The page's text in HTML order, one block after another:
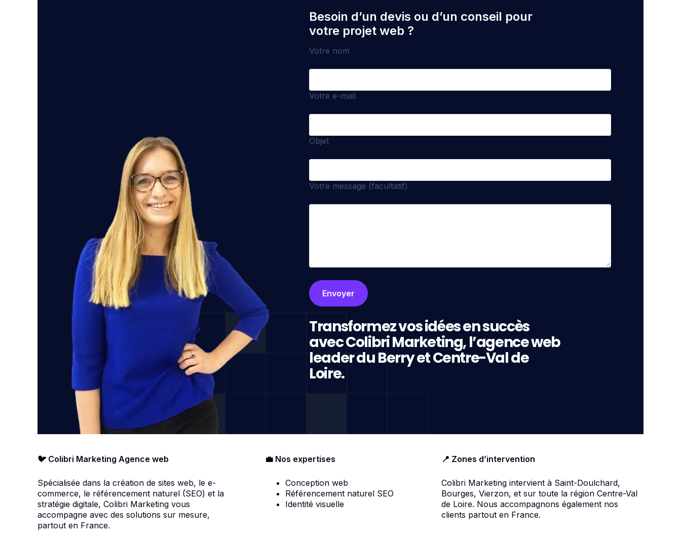
Besoin d’un devis ou d’un conseil pour
votre projet web ?
Votre nom
Votre e-mail
Objet
Votre message (facultatif)
Transformez vos idées en succès
avec Colibri Marketing, l’agence web
leader du Berry et Centre-Val de
Loire.
🐦 Colibri Marketing Agence web
Spécialisée dans la création de sites web, le e-
commerce, le référencement naturel (SEO) et la
stratégie digitale, Colibri Marketing vous
accompagne avec des solutions sur mesure,
partout en France.
💼 Nos expertises
Conception web
Référencement naturel SEO
Identité visuelle
📍 Zones d’intervention
Colibri Marketing intervient à Saint-Doulchard,
Bourges, Vierzon, et sur toute la région Centre-Val
de Loire. Nous accompagnons également nos
clients partout en France.